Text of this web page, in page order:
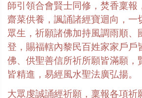
師引領合會賢士同修，焚香稟報
齋菜供養，諷誦諸經寶迴向，一
眾生，祈願諸佛加持風調雨順、
登，賜福轄內黎民百姓家家戶戶
佛、供聖善信所祈所願皆滿願，
皆精進，易經風水聖法廣弘揚。
大眾虔誠誦經祈願，稟報各項祈